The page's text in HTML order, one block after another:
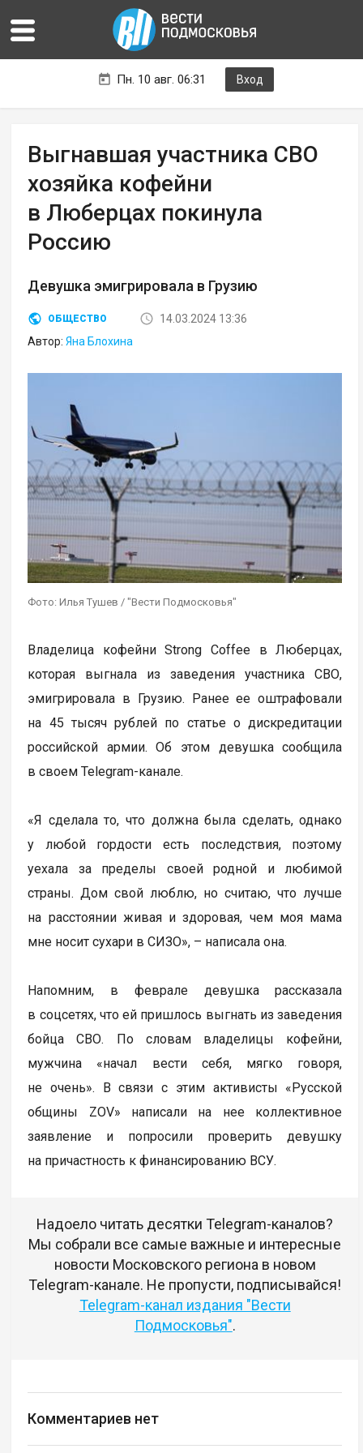
Пн. 10 авг. 06:31 Вход
Выгнавшая участника СВО
хозяйка кофейни
в Люберцах покинула
Россию
Девушка эмигрировала в Грузию
ОБЩЕСТВО
14.03.2024 13:36
Автор:Яна Блохина
Фото: Илья Тушев / "Вести Подмосковья"
Владелица кофейни Strong Coffee в Люберцах,
которая выгнала из заведения участника СВО,
эмигрировала в Грузию. Ранее ее оштрафовали
на 45 тысяч рублей по статье о дискредитации
российской армии. Об этом девушка сообщила
в своем Telegram-канале.
«Я сделала то, что должна была сделать, однако
у любой гордости есть последствия, поэтому
уехала за пределы своей родной и любимой
страны. Дом свой люблю, но считаю, что лучше
на расстоянии живая и здоровая, чем моя мама
мне носит сухари в СИЗО», – написала она.
Напомним, в феврале девушка рассказала
в соцсетях, что ей пришлось выгнать из заведения
бойца СВО. По словам владелицы кофейни,
мужчина «начал вести себя, мягко говоря,
не очень». В связи с этим активисты «Русской
общины ZOV» написали на нее коллективное
заявление и попросили проверить девушку
на причастность к финансированию ВСУ.
Надоело читать десятки Telegram-каналов?
Мы собрали все самые важные и интересные
новости Московского региона в новом
Telegram-канале. Не пропусти, подписывайся!
Telegram-канал издания "Вести
Подмосковья".
Комментариев нет